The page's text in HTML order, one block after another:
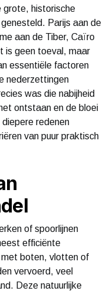
grote, historische
Parijs aan de
aan de Tiber, Caïro
is geen toeval, maar
essentiële factoren
nederzettingen
was die nabijheid
ontstaan en de bloei
redenen
van puur praktisch
of spoorlijnen
efficiënte
boten, vlotten of
vervoerd, veel
Deze natuurlijke